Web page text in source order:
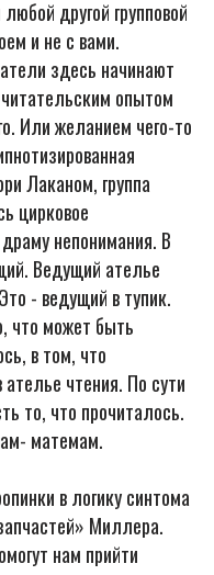
другой групповой
и не с вами.
здесь начинают
опытом
Или желанием чего-то
Лаканом, группа
цирковое
непонимания. В
Ведущий ателье
- ведущий в тупик.
что может быть
в том, что
чтения. По сути
то, что прочиталось.
матемам.
в логику синтома
Миллера.
нам прийти